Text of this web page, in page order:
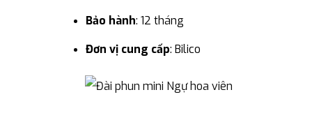
Bảo hành: 12 tháng
Đơn vị cung cấp: Bilico